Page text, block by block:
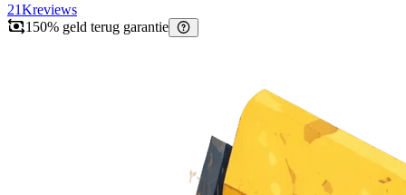
21Kreviews
150% geld terug garantie